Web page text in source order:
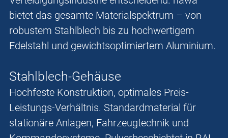
bietet das gesamte Materialspektrum – von
robustem Stahlblech bis zu hochwertigem
Edelstahl und gewichtsoptimiertem Aluminium.
Stahlblech-Gehäuse
Hochfeste Konstruktion, optimales Preis-
Leistungs-Verhältnis. Standardmaterial für
stationäre Anlagen, Fahrzeugtechnik und